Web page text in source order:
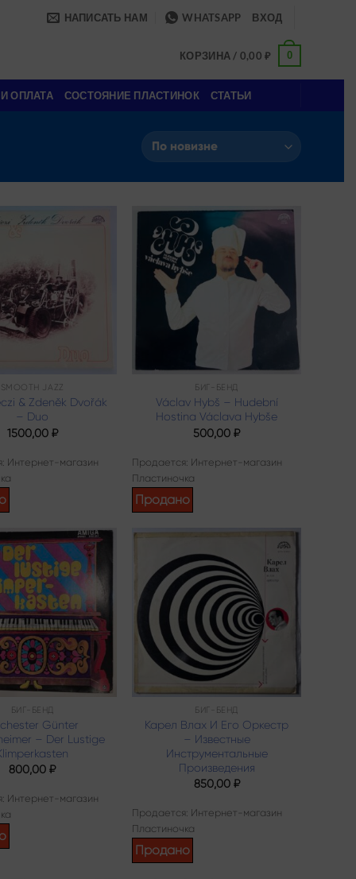
НАПИСАТЬ НАМ WHATSAPP ВХОД
КОРЗИНА / 0,00₽ 0
ОПЛАТА СОСТОЯНИЕ ПЛАСТИНОК СТАТЬИ
SMOOTH JAZZ
& Zdeněk Dvořák
– Duo
1500,00 ₽
Интернет-магазин
wishlist
БИГ-БЕНД
Václav Hybš – Hudební
Hostina Václava Hybše
500,00₽
Продается: Интернет-магазин
Пластиночка
Продано
Add to
wishlist
БИГ-БЕНД
Günter
– Der Lustige
800,00₽
Интернет-магазин
Add to
БИГ-БЕНД
Карел Влах И Его Оркестр
– Известные
Инструментальные
Произведения
850,00 ₽
Продается: Интернет-магазин
Пластиночка
Продано